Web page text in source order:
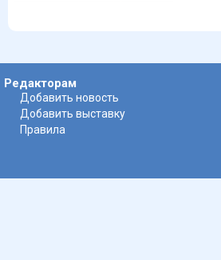
Редакторам
Добавить новость
Добавить выставку
Правила